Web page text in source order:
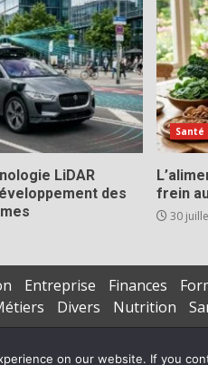
LiDAR
des
Santé
frein
30
Entreprise Finances
Divers Nutrition
on our website. If you